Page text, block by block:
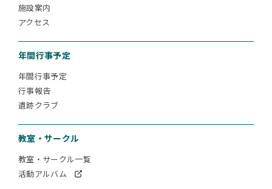
施設案内
アクセス
年間行事予定
年間行事予定
行事報告
遺跡クラブ
教室・サークル
教室・サークル一覧
活動アルバム